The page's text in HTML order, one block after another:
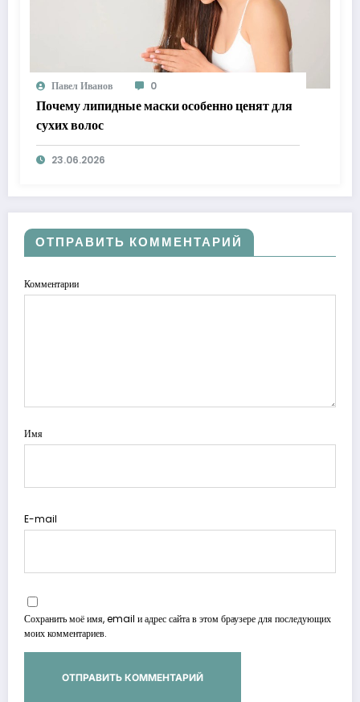
Павел Иванов 0
Почему липидные маски особенно ценят для
сухих волос
23.06.2026
ОТПРАВИТЬ КОММЕНТАРИЙ
Комментарии
Имя
E-mail
Сохранить моё имя, email и адрес сайта в этом браузере для последующих
моих комментариев.